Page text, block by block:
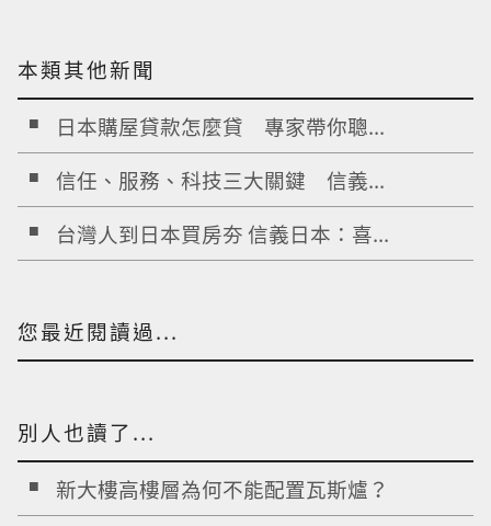
本類其他新聞
日本購屋貸款怎麼貸 專家帶你聰...
信任、服務、科技三大關鍵 信義...
台灣人到日本買房夯 信義日本：喜...
您最近閱讀過...
別人也讀了...
新大樓高樓層為何不能配置瓦斯爐？